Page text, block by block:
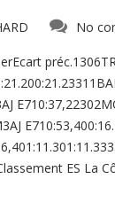
No
ES La